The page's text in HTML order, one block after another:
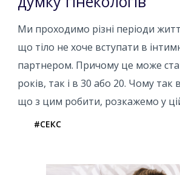
Ми проходимо різні періоди
що тіло не хоче вступати в
партнером. Причому це може
років, так і в 30 або 20. Чому так
що з цим робити, розкажемо у цій
#СЕКС